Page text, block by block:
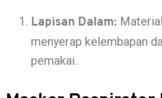
Lapisan Dalam:
menyerap kelembapan
pemakai.